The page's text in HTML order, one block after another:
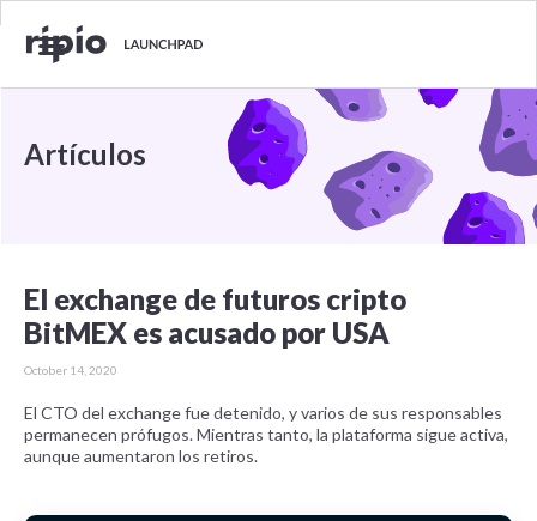
Artículos
El exchange de futuros cripto
BitMEX es acusado por USA
October 14, 2020
El CTO del exchange fue detenido, y varios de sus responsables
permanecen prófugos. Mientras tanto, la plataforma sigue activa,
aunque aumentaron los retiros.